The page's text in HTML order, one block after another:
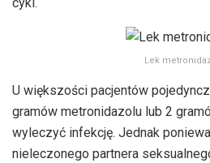
Lek
U większości pacjentów
gramów metronidazolu lub 2
wyleczyć infekcję. Jednak
nieleczonego partnera